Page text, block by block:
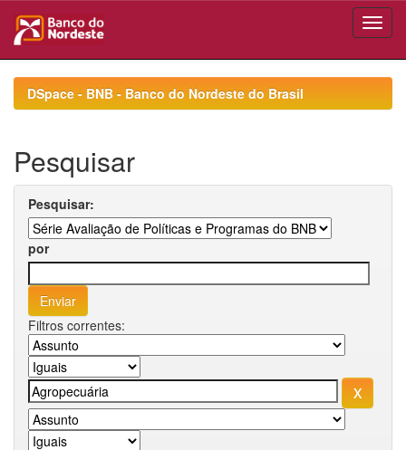
navigationDSpace - BNB - Banco do Nordeste do Brasil
Pesquisar
Pesquisar:
por
Filtros correntes: